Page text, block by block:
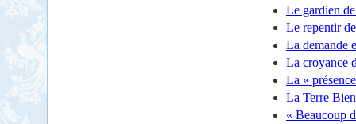
Le gardien
Le repentir
La demande
La croyance
La «
La Terre
« Beaucoup